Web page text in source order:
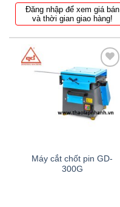
Đăng nhập để xem giá bán
và thời gian giao hàng!
Thêm
to
wishlist
Máy cắt chốt pin GD-
300G